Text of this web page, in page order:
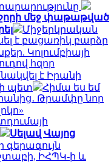
շորի մեջ փաթաթված
Միջերկրական
է բացառիկ բարձր
Կոլումբիայի
հզոր
է Իրանի
պետ
Հիմա ես եմ
Թրամփը նոր
Սելավ Վայոց
գերագույն
ԻՀՊԿ-ի և